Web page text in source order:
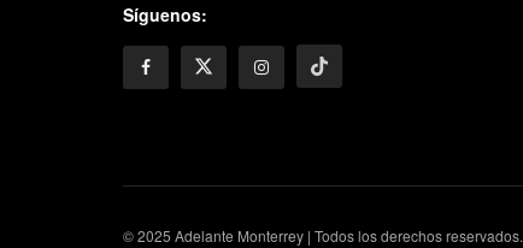
Síguenos:
© 2025 Adelante Monterrey | Todos los derechos reservados.